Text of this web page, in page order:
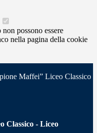
possono essere
nella pagina della cookie
Maffei” Liceo Classico
Classico - Liceo